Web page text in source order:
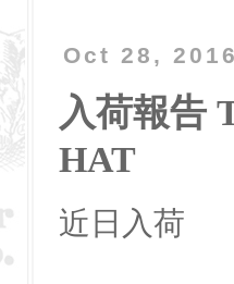
Oct 28, 2016
入荷報告
HAT
近日入荷